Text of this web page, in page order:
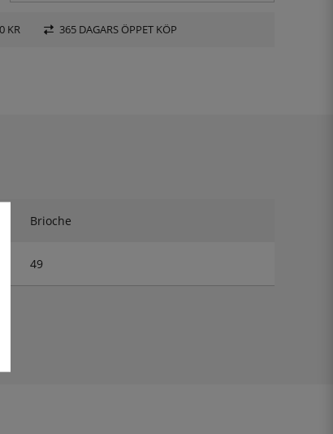
KR 365 DAGARS ÖPPET KÖP
Brioche
49